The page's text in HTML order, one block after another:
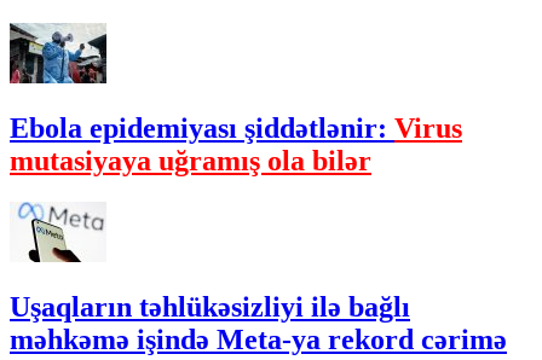
Ebola epidemiyası şiddətlənir: Virus
mutasiyaya uğramış ola bilər
Uşaqların təhlükəsizliyi ilə bağlı
məhkəmə işində Meta-ya rekord cərimə